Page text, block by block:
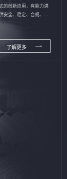
的创新应用，有能力满
安全、稳定、合规、持
了解更多